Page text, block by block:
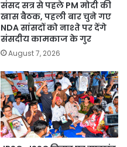
संसद सत्र से पहले PM मोदी की
खास बैठक, पहली बार चुने गए
NDA सांसदों को नाश्ते पर देंगे
संसदीय कामकाज के गुर
August 7, 2026